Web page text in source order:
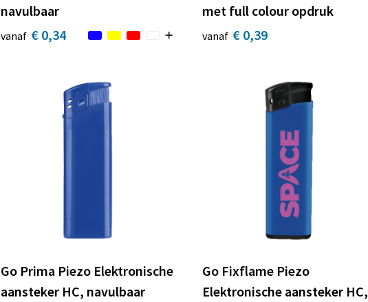
navulbaar
vanaf € 0,34
met full colour opdruk
vanaf € 0,39
Go Prima Piezo Elektronische
aansteker HC, navulbaar
Go Fixflame Piezo
Elektronische aansteker HC,